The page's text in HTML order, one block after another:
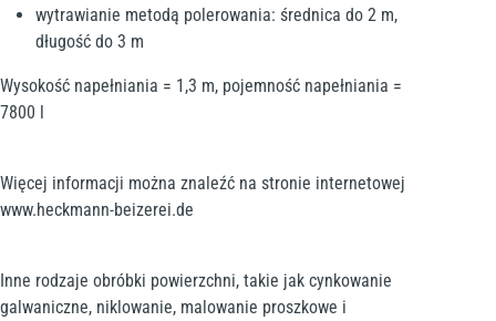
wytrawianie metodą polerowania: średnica do 2 m,
długość do 3 m
Wysokość napełniania = 1,3 m, pojemność napełniania =
7800 l
Więcej informacji można znaleźć na stronie internetowej
www.heckmann-beizerei.de
Inne rodzaje obróbki powierzchni, takie jak cynkowanie
galwaniczne, niklowanie, malowanie proszkowe i